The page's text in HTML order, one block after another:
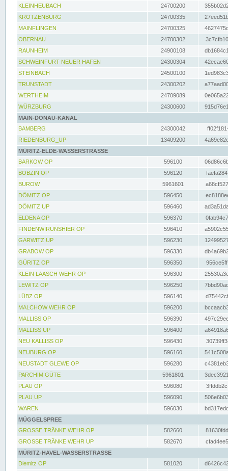
KLEINHEUBACH 24700200
KROTZENBURG
24700335
MAINFLINGEN
24700325
OBERNAU
24700302
RAUNHEIM
24900108
SCHWEINFURT NEUER HAFEN
24300304
STEINBACH
24500100
TRUNSTADT
24300202
WERTHEIM
24709089
WÜRZBURG
24300600
MAIN-DONAU-KANAL
BAMBERG
24300042
RIEDENBURG_UP
13409200
MÜRITZ-ELDE-WASSERSTRASSE
BARKOW OP
596100
BOBZIN OP
596120
BUROW
5961601
DÖMITZ OP
596450
DÖMITZ UP
596460
ELDENA OP
596370
FINDENWIRUNSHIER OP
596410
GARWITZ UP
596230
GRABOW OP
596330
GÜRITZ OP
596350
KLEIN LAASCH WEHR OP
596300
LEWITZ OP
596250
LÜBZ OP
596140
MALCHOW WEHR OP
596200
MALLISS OP
596390
MALLISS UP
596400
NEU KALLISS OP
596430
NEUBURG OP
596160
NEUSTADT GLEWE OP
596280
PARCHIM GÜTE
5961801
PLAU OP
596080
PLAU UP
596090
WAREN
596030
MÜGGELSPREE
GROSSE TRÄNKE WEHR OP
582660
GROSSE TRÄNKE WEHR UP
582670
MÜRITZ-HAVEL-WASSERSTRASSE
Diemitz OP
581020